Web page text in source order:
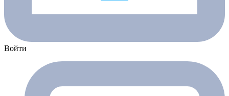
Войти